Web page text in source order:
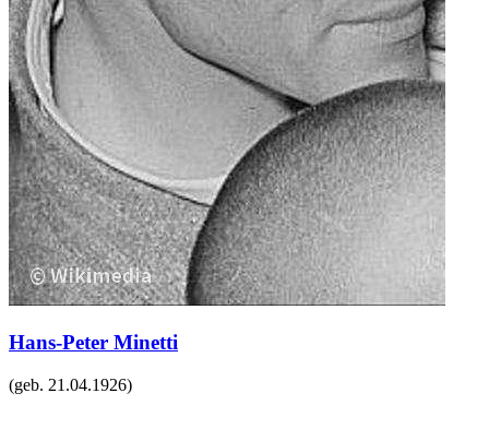
Hans-Peter Minetti
(geb. 21.04.1926)